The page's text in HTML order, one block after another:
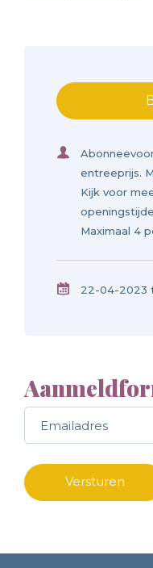
entreeprijs.
Kijk voor
Maximaal 4
22-04-2023
Versturen